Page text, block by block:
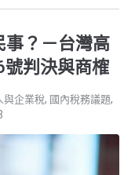
事？－台灣高
判決與商榷
與企業稅, 國內稅務議題,